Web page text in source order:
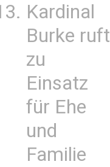
Kardinal
Burke ruft
zu
Einsatz
für Ehe
und
Familie